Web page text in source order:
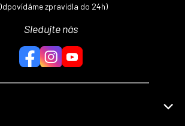
zpravidla do 24h)
Sledujte nás